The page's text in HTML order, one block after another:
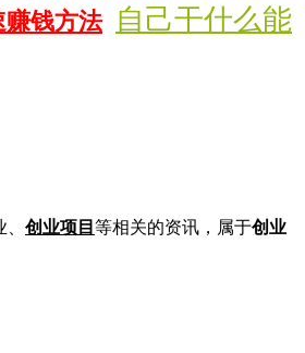
赚钱方法 自己干什么能
创业项目 等相关的资讯，属于创业